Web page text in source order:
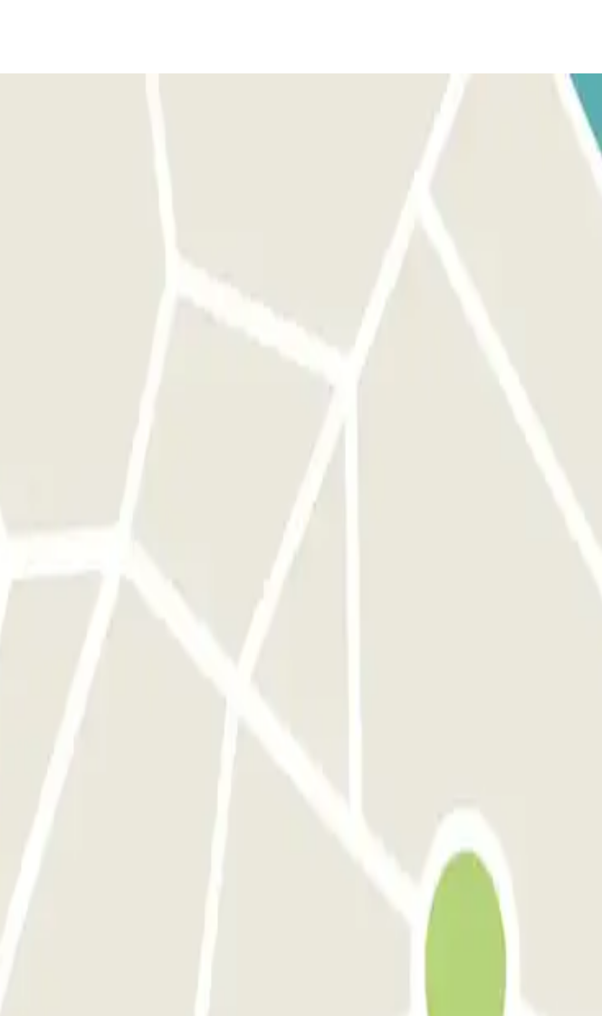
de placas de matrícula reconocerá su vehículo y la barrera se abrirá automáticamente sin
USE EL CÓDIGO QR RECIBIDO EN SU CORREO DE CONFIRMACIÓN: Si el lector no
Cargue su código QR con antelación, según la cobertura de red, dentro del estacionamiento.
automáticamente sin necesidad de presionar ningún botón. Si la lectura de la placa no
con acceso peatonal, abre la puerta o la barrera con el código o el CÓDIGO QR disponible en tu